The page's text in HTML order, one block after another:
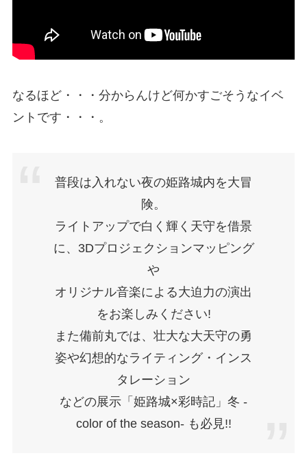
なるほど・・・分からんけど何かすごそうなイベ
ントです・・・。
普段は入れない夜の姫路城内を大冒
険。
ライトアップで白く輝く天守を借景
に、3Dプロジェクションマッピング
や
オリジナル音楽による大迫力の演出
をお楽しみください!
また備前丸では、壮大な大天守の勇
姿や幻想的なライティング・インス
タレーション
などの展示「姫路城×彩時記」冬 -
color of the season- も必見!!